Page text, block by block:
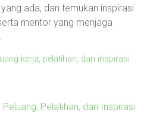
ada, dan temukan inspirasi
mentor yang menjaga
kerja, pelatihan, dan inspirasi
Pelatihan, dan Inspirasi